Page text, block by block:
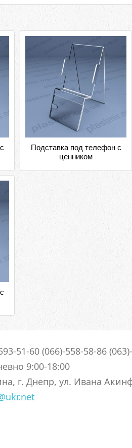
Подставка под телефон с
ценником
51-60 (066)-558-58-86
9:00-18:00
г. Днепр, ул. Ивана